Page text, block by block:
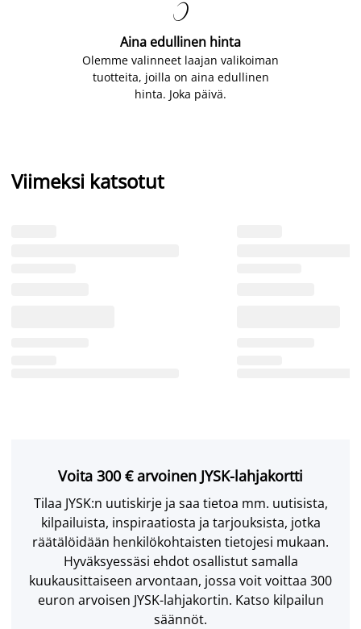

Aina edullinen hinta
Olemme valinneet laajan valikoiman
tuotteita, joilla on aina edullinen
hinta. Joka päivä.
Viimeksi katsotut
Voita 300 € arvoinen JYSK-lahjakortti
Tilaa JYSK:n uutiskirje ja saa tietoa mm. uutisista,
kilpailuista, inspiraatiosta ja tarjouksista, jotka
räätälöidään henkilökohtaisten tietojesi mukaan.
Hyväksyessäsi ehdot osallistut samalla
kuukausittaiseen arvontaan, jossa voit voittaa 300
euron arvoisen JYSK-lahjakortin. Katso kilpailun
säännöt.